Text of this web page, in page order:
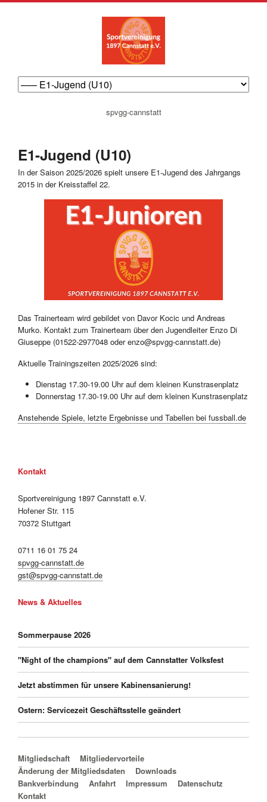
navigation
spvgg-cannstatt
E1-Jugend (U10)
In der Saison 2025/2026 spielt unsere E1-Jugend des Jahrgangs
2015 in der Kreisstaffel 22.
Das Trainerteam wird gebildet von Davor Kocic und Andreas
Murko. Kontakt zum Trainerteam über den Jugendleiter Enzo Di
Giuseppe (01522-2977048 oder enzo@spvgg-cannstatt.de)
Aktuelle Trainingszeiten 2025/2026 sind:
Dienstag 17.30-19.00 Uhr auf dem kleinen Kunstrasenplatz
Donnerstag 17.30-19.00 Uhr auf dem kleinen Kunstrasenplatz
Anstehende Spiele, letzte Ergebnisse und Tabellen bei fussball.de
Kontakt
Sportvereinigung 1897 Cannstatt e.V.
Hofener Str. 115
70372 Stuttgart
0711 16 01 75 24
spvgg-cannstatt.de
gst@spvgg-cannstatt.de
News & Aktuelles
Sommerpause 2026
"Night of the champions" auf dem Cannstatter Volksfest
Jetzt abstimmen für unsere Kabinensanierung!
Ostern: Servicezeit Geschäftsstelle geändert
Navigation überspringen
Mitgliedschaft
Mitgliedervorteile
Änderung der Mitgliedsdaten
Downloads
Bankverbindung
Anfahrt Impressum
Datenschutz
Kontakt